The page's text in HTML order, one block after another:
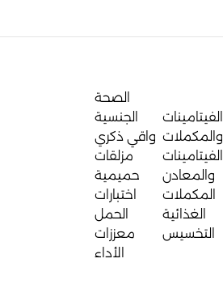
الفيتامينات
والمكملات
الفيتامينات
والمعادن
المكملات
الغذائية
التخسيس
الصحة
الجنسية
واقي ذكري
مزلقات
حميمية
اختبارات
الحمل
معززات
الأداء